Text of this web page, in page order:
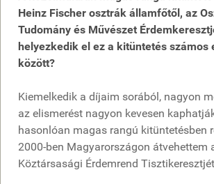
Heinz Fischer osztrák államfőtől, az
Tudomány és Művészet
helyezkedik el ez a kitüntetés számos
között?
Kiemelkedik a díjaim sorából, nagyon
az elismerést nagyon kevesen
hasonlóan magas rangú kitüntetésben
2000-ben Magyarországon átvehettem
Köztársasági Érdemrend